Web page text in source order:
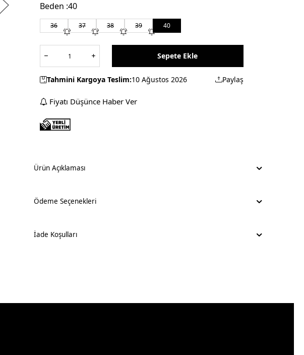
Beden :40
36 37 38 39 40
Sepete Ekle
Tahmini Kargoya Teslim:10 Ağustos 2026 Paylaş
Fiyatı Düşünce Haber Ver
Ürün Açıklaması
Ödeme Seçenekleri
İade Koşulları